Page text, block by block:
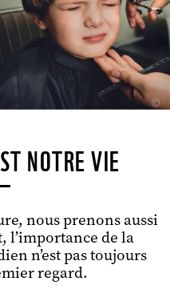
©
NOTRE VIE
nous prenons aussi
l’importance de la
n’est pas toujours
regard.